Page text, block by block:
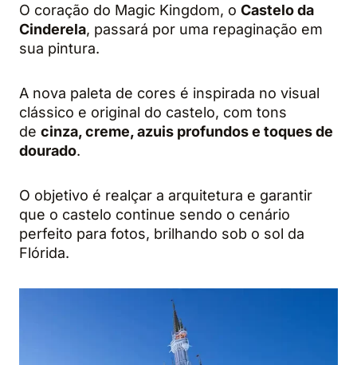
O coração do Magic Kingdom, o Castelo da
Cinderela, passará por uma repaginação em
sua pintura.
A nova paleta de cores é inspirada no visual
clássico e original do castelo, com tons
de cinza, creme, azuis profundos e toques de
dourado.
O objetivo é realçar a arquitetura e garantir
que o castelo continue sendo o cenário
perfeito para fotos, brilhando sob o sol da
Flórida.